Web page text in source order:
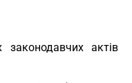
актів